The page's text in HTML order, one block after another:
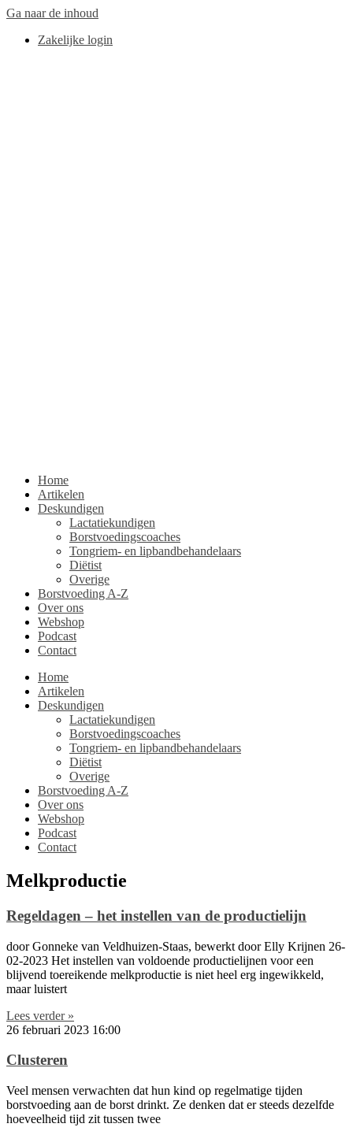
Ga naar de inhoud
Zakelijke login
Home
Artikelen
Deskundigen
Lactatiekundigen
Borstvoedingscoaches
Tongriem- en lipbandbehandelaars
Diëtist
Overige
Borstvoeding A-Z
Over ons
Webshop
Podcast
Contact
Home
Artikelen
Deskundigen
Lactatiekundigen
Borstvoedingscoaches
Tongriem- en lipbandbehandelaars
Diëtist
Overige
Borstvoeding A-Z
Over ons
Webshop
Podcast
Contact
Melkproductie
Regeldagen – het instellen van de productielijn
door Gonneke van Veldhuizen-Staas, bewerkt door Elly Krijnen 26-
02-2023 Het instellen van voldoende productielijnen voor een
blijvend toereikende melkproductie is niet heel erg ingewikkeld,
maar luistert
Lees verder »
26 februari 2023 16:00
Clusteren
Veel mensen verwachten dat hun kind op regelmatige tijden
borstvoeding aan de borst drinkt. Ze denken dat er steeds dezelfde
hoeveelheid tijd zit tussen twee